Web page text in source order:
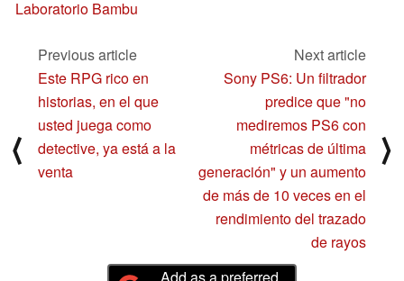
Laboratorio Bambu
⟨
Previous article
Este RPG rico en
historias, en el que
usted juega como
detective, ya está a la
venta
Next article
Sony PS6: Un filtrador
predice que "no
mediremos PS6 con
métricas de última
generación" y un aumento
de más de 10 veces en el
rendimiento del trazado
de rayos
⟩
Add as a preferred